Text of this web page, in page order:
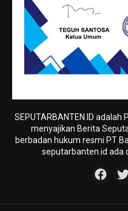
SEPUTARBANTEN.ID
menyajikan Berita
berbadan hukum resmi PT
seputarbanten.id ada